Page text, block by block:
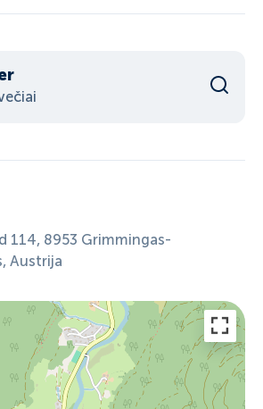
114, 8953 Grimmingas-
Austrija